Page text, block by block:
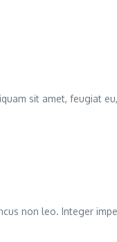
sit amet, feugiat
non leo. Integer